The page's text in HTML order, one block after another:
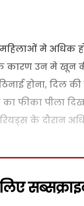
मे अधिक
के कारण उन मे खून
होना, दिल की
फीका पीला
के दौरान